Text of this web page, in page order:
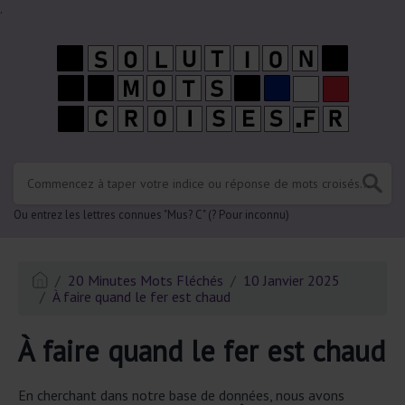
.
Ou entrez les lettres connues "Mus? C" (? Pour inconnu)
20 Minutes Mots Fléchés
10 Janvier 2025
À faire quand le fer est chaud
À faire quand le fer est chaud
En cherchant dans notre base de données, nous avons